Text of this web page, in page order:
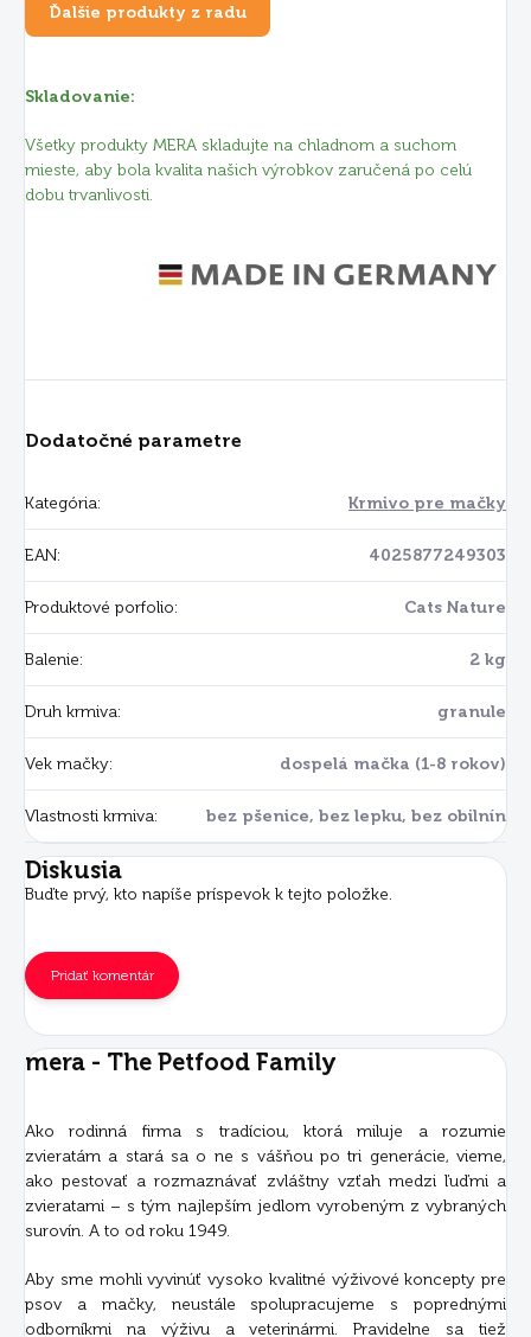
Ďalšie produkty z radu
Skladovanie:
Všetky produkty MERA skladujte na chladnom a suchom
mieste, aby bola kvalita našich výrobkov zaručená po celú
dobu trvanlivosti.
Dodatočné parametre
Kategória: Krmivo pre mačky
EAN: 4025877249303
Produktové porfolio: Cats Nature
Balenie: 2 kg
Druh krmiva: granule
Vek mačky: dospelá mačka (1-8 rokov)
Vlastnosti krmiva: bez pšenice, bez lepku, bez obilnín
Diskusia
Buďte prvý, kto napíše príspevok k tejto položke.
Pridať komentár
mera - The Petfood Family
Ako rodinná firma s tradíciou, ktorá miluje a rozumie
zvieratám a stará sa o ne s vášňou po tri generácie, vieme,
ako pestovať a rozmaznávať zvláštny vzťah medzi ľuďmi a
zvieratami – s tým najlepším jedlom vyrobeným z vybraných
surovín. A to od roku 1949.
Aby sme mohli vyvinúť vysoko kvalitné výživové koncepty pre
psov a mačky, neustále spolupracujeme s poprednými
odborníkmi na výživu a veterinármi. Pravidelne sa tiež